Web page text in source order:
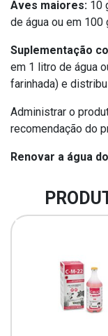
Aves maiores: 10
de água ou em 100
Suplementação
em 1 litro de água
farinhada) e
Administrar o
recomendação do
Renovar a água